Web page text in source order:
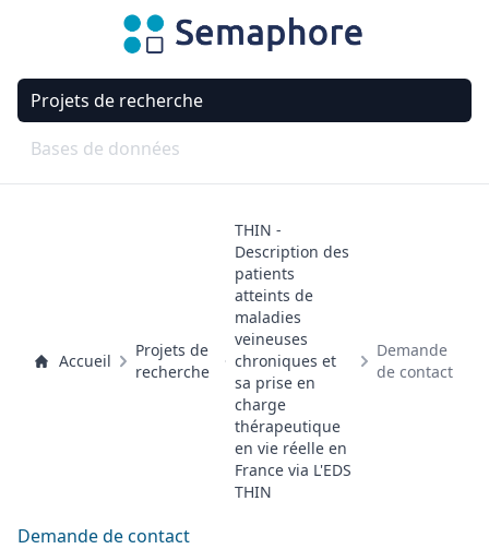
Projets de recherche
Bases de données
Accueil
Projets de
recherche
THIN -
Description des
patients
atteints de
maladies
veineuses
chroniques et
sa prise en
charge
thérapeutique
en vie réelle en
France via L'EDS
THIN
Demande
de contact
Demande de contact